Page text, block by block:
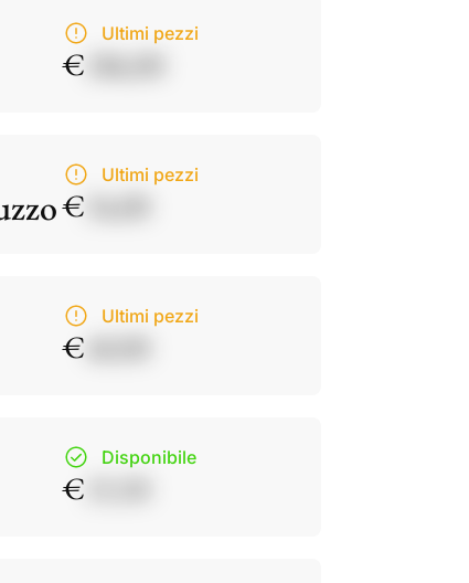
Ultimi pezzi
€ 186,00
Ultimi pezzi
€ 34,00
Ultimi pezzi
€
Disponibile
€